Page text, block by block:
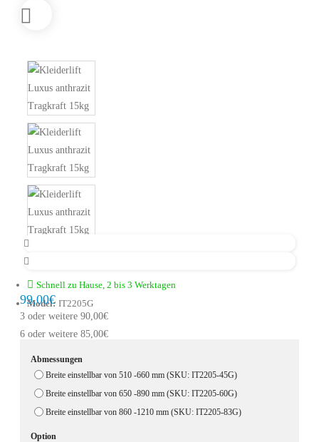
Schnell zu Hause, 2 bis 3 Werktagen
Model: IT2205G
99,00€
3 oder weitere 90,00€
6 oder weitere 85,00€
Abmessungen
Breite einstellbar von 510 -660 mm (SKU: IT2205-45G)
Breite einstellbar von 650 -890 mm (SKU: IT2205-60G)
Breite einstellbar von 860 -1210 mm (SKU: IT2205-83G)
Option